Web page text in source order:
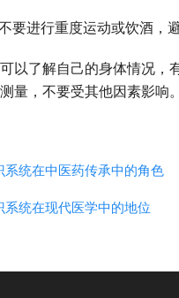
要进行重度运动或饮酒，
以了解自己的身体情况，
量，不要受其他因素影响。
系统在中医药传承中的角色
系统在现代医学中的地位